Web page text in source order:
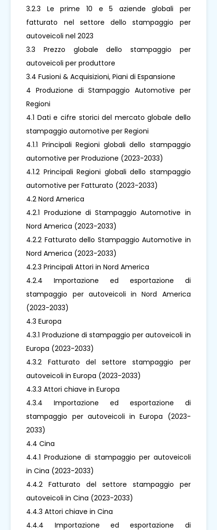
3.2.3 Le prime 10 e 5 aziende globali per
fatturato nel settore dello stampaggio per
autoveicoli nel 2023
3.3 Prezzo globale dello stampaggio per
autoveicoli per produttore
3.4 Fusioni & Acquisizioni, Piani di Espansione
4 Produzione di Stampaggio Automotive per
Regioni
4.1 Dati e cifre storici del mercato globale dello
stampaggio automotive per Regioni
4.1.1 Principali Regioni globali dello stampaggio
automotive per Produzione (2023-2033)
4.1.2 Principali Regioni globali dello stampaggio
automotive per Fatturato (2023-2033)
4.2 Nord America
4.2.1 Produzione di Stampaggio Automotive in
Nord America (2023-2033)
4.2.2 Fatturato dello Stampaggio Automotive in
Nord America (2023-2033)
4.2.3 Principali Attori in Nord America
4.2.4 Importazione ed esportazione di
stampaggio per autoveicoli in Nord America
(2023-2033)
4.3 Europa
4.3.1 Produzione di stampaggio per autoveicoli in
Europa (2023-2033)
4.3.2 Fatturato del settore stampaggio per
autoveicoli in Europa (2023-2033)
4.3.3 Attori chiave in Europa
4.3.4 Importazione ed esportazione di
stampaggio per autoveicoli in Europa (2023-
2033)
4.4 Cina
4.4.1 Produzione di stampaggio per autoveicoli
in Cina (2023-2033)
4.4.2 Fatturato del settore stampaggio per
autoveicoli in Cina (2023-2033)
4.4.3 Attori chiave in Cina
4.4.4 Importazione ed esportazione di